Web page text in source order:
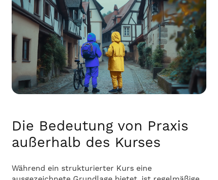
Die Bedeutung von Praxis
außerhalb des Kurses
Während ein strukturierter Kurs eine